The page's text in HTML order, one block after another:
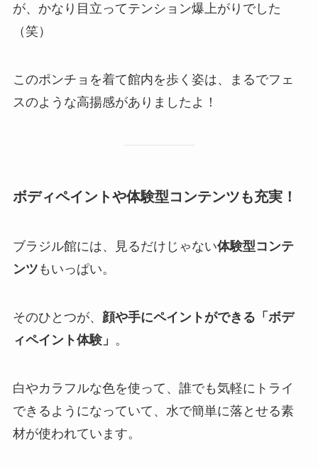
が、かなり目立ってテンション爆上がりでした
（笑）
このポンチョを着て館内を歩く姿は、まるでフェ
スのような高揚感がありましたよ！
ボディペイントや体験型コンテンツも充実！
ブラジル館には、見るだけじゃない体験型コンテ
ンツ もいっぱい。
そのひとつが、 顔や手にペイントができる「ボデ
ィペイント体験」 。
白やカラフルな色を使って、誰でも気軽にトライ
できるようになっていて、水で簡単に落とせる素
材が使われています。